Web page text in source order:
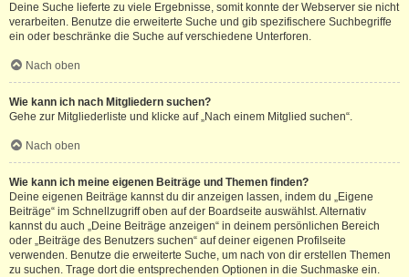
Deine Suche lieferte zu viele Ergebnisse, somit konnte der Webserver sie nicht
verarbeiten. Benutze die erweiterte Suche und gib spezifischere Suchbegriffe
ein oder beschränke die Suche auf verschiedene Unterforen.
Nach oben
Wie kann ich nach Mitgliedern suchen?
Gehe zur Mitgliederliste und klicke auf „Nach einem Mitglied suchen“.
Nach oben
Wie kann ich meine eigenen Beiträge und Themen finden?
Deine eigenen Beiträge kannst du dir anzeigen lassen, indem du „Eigene
Beiträge“ im Schnellzugriff oben auf der Boardseite auswählst. Alternativ
kannst du auch „Deine Beiträge anzeigen“ in deinem persönlichen Bereich
oder „Beiträge des Benutzers suchen“ auf deiner eigenen Profilseite
verwenden. Benutze die erweiterte Suche, um nach von dir erstellen Themen
zu suchen. Trage dort die entsprechenden Optionen in die Suchmaske ein.